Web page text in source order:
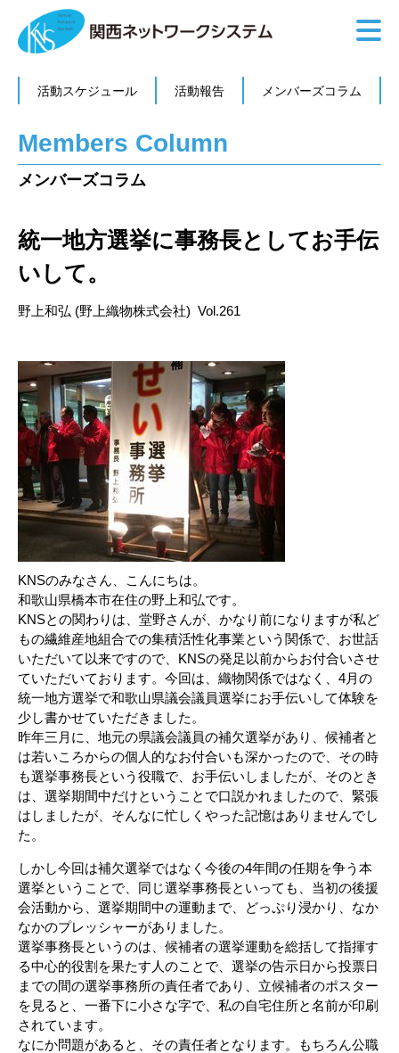
活動スケジュール 活動報告 メンバーズコラム
Members Column
メンバーズコラム
統一地方選挙に事務長としてお手伝
いして。
野上和弘 (野上織物株式会社) Vol.261
KNSのみなさん、こんにちは。
和歌山県橋本市在住の野上和弘です。
KNSとの関わりは、堂野さんが、かなり前になりますが私ど
もの繊維産地組合での集積活性化事業という関係で、お世話
いただいて以来ですので、KNSの発足以前からお付合いさせ
ていただいております。今回は、織物関係ではなく、4月の
統一地方選挙で和歌山県議会議員選挙にお手伝いして体験を
少し書かせていただきました。
昨年三月に、地元の県議会議員の補欠選挙があり、候補者と
は若いころからの個人的なお付合いも深かったので、その時
も選挙事務長という役職で、お手伝いしましたが、そのとき
は、選挙期間中だけということで口説かれましたので、緊張
はしましたが、そんなに忙しくやった記憶はありませんでし
た。
しかし今回は補欠選挙ではなく今後の4年間の任期を争う本
選挙ということで、同じ選挙事務長といっても、当初の後援
会活動から、選挙期間中の運動まで、どっぷり浸かり、なか
なかのプレッシャーがありました。
選挙事務長というのは、候補者の選挙運動を総括して指揮す
る中心的役割を果たす人のことで、選挙の告示日から投票日
までの間の選挙事務所の責任者であり、立候補者のポスター
を見ると、一番下に小さな字で、私の自宅住所と名前が印刷
されています。
なにか問題があると、その責任者となります。もちろん公職